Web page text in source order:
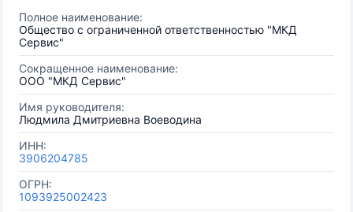
Полное наименование:
Общество с ограниченной ответственностью "МКД
Сервис"
Сокращенное наименование:
ООО "МКД Сервис"
Имя руководителя:
Людмила Дмитриевна Воеводина
ИНН:
3906204785
ОГРН:
1093925002423